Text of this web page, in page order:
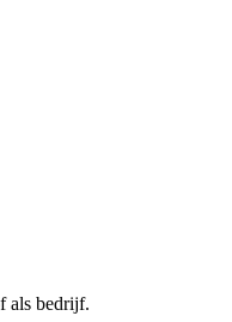
als bedrijf.